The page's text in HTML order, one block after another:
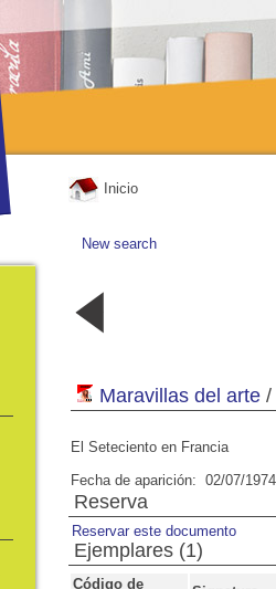
Inicio
New search
Maravillas del arte /
El Seteciento en Francia
Fecha de aparición: 02/07/1974
Reserva
Reservar este documento
Ejemplares (1)
Código de